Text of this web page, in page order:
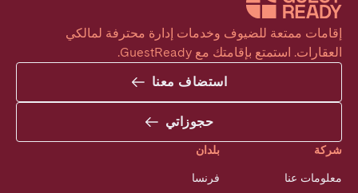
العقارات. استمتع بإقامتك مع GuestReady.
استضاف معنا
حجوزاتي
شركة
معلومات عنا
بلدان
فرنسا